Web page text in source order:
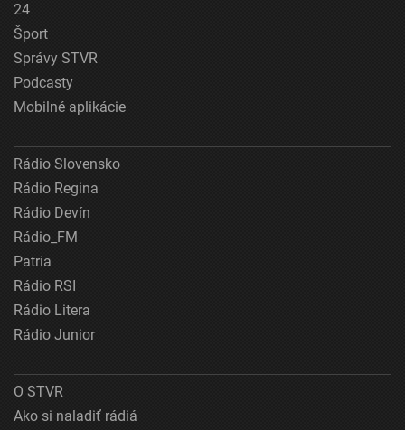
24
Šport
Správy STVR
Podcasty
Mobilné aplikácie
Rádio Slovensko
Rádio Regina
Rádio Devín
Rádio_FM
Patria
Rádio RSI
Rádio Litera
Rádio Junior
O STVR
Ako si naladiť rádiá